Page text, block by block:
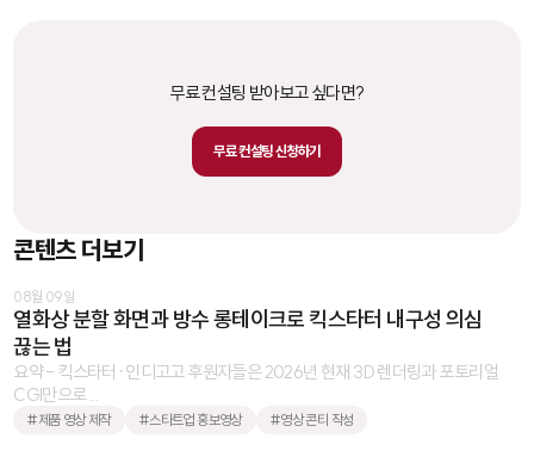
무료 컨설팅 받아보고 싶다면?
무료 컨설팅 신청하기
콘텐츠 더보기
08월 09일
열화상 분할 화면과 방수 롱테이크로 킥스타터 내구성 의심
끊는 법
요약 - 킥스타터·인디고고 후원자들은 2026년 현재 3D 렌더링과 포토리얼
CGI만으로 ...
#제품 영상 제작 #스타트업 홍보영상 #영상 콘티 작성